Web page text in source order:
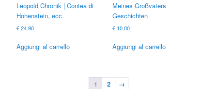
Leopold Chronik | Contea di
Hohenstein, ecc.
€24.90
Aggiungi al carrello
Meines Großvaters
Geschichten
€10.00
Aggiungi al carrello
1 2 →